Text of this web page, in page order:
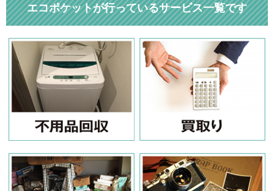
エコポケットが行っているサービス一覧です